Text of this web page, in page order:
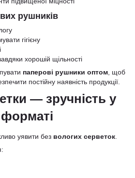
рушників
гігієну
хорошій щільності
паперові рушники оптом, щоб
постійну наявність продукції.
— зручність у
уявити без вологих серветок.